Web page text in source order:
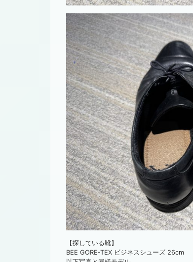
【探している靴】
BEE GORE-TEX ビジネスシューズ 26cm